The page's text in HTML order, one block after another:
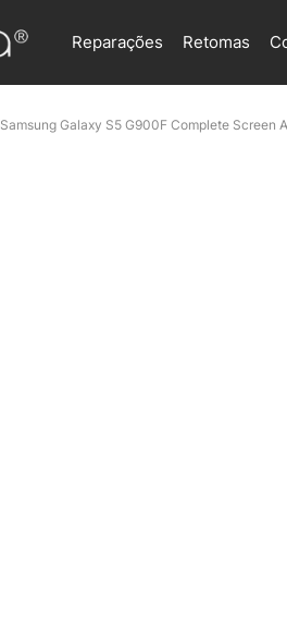
Reparações Retomas
Samsung Galaxy S5 G900F Complete Screen